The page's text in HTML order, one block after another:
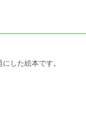
した絵本です。